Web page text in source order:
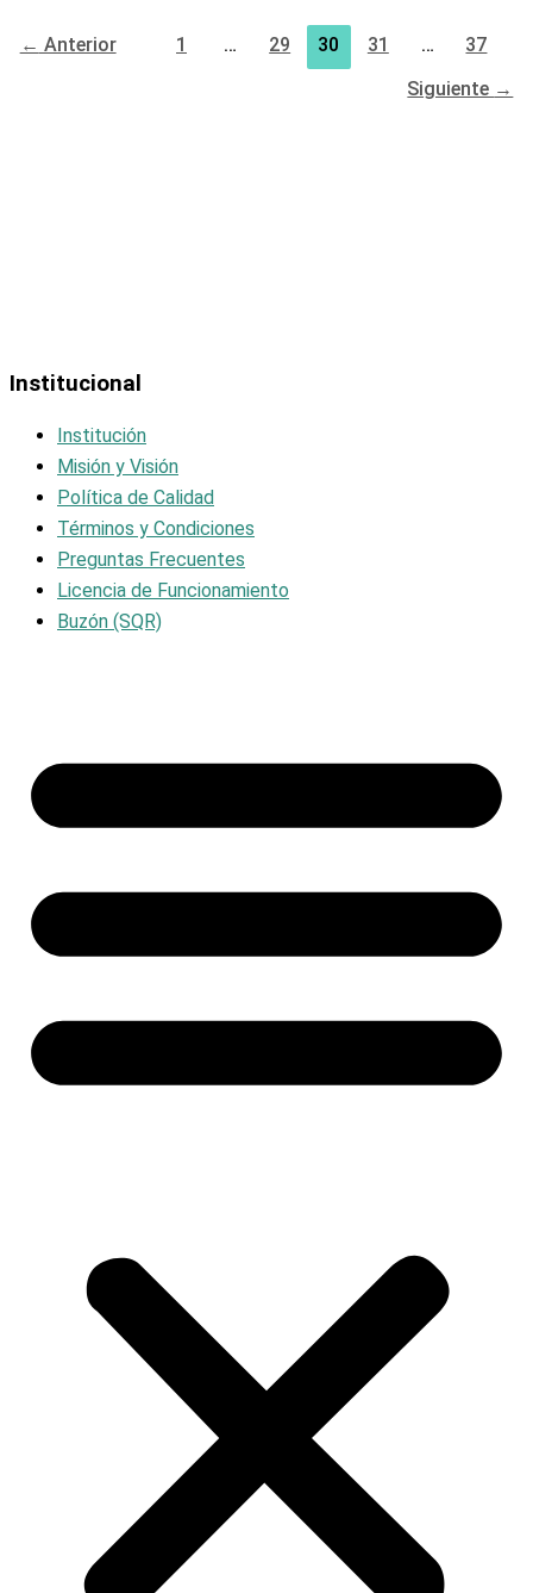
← Anterior 1 … 29 30 31 …
37
Siguiente →
Institucional
Institución
Misión y Visión
Política de Calidad
Términos y Condiciones
Preguntas Frecuentes
Licencia de Funcionamiento
Buzón (SQR)